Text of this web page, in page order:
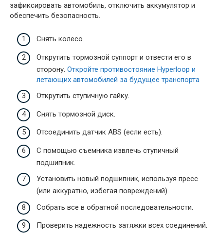
зафиксировать автомобиль, отключить аккумулятор и
обеспечить безопасность.
Снять колесо.
Открутить тормозной суппорт и отвести его в
сторону. Откройте противостояние Hyperloop и
летающих автомобилей за будущее транспорта
Открутить ступичную гайку.
Снять тормозной диск.
Отсоединить датчик ABS (если есть).
С помощью съемника извлечь ступичный
подшипник.
Установить новый подшипник, используя пресс
(или аккуратно, избегая повреждений).
Собрать все в обратной последовательности.
Проверить надежность затяжки всех соединений.